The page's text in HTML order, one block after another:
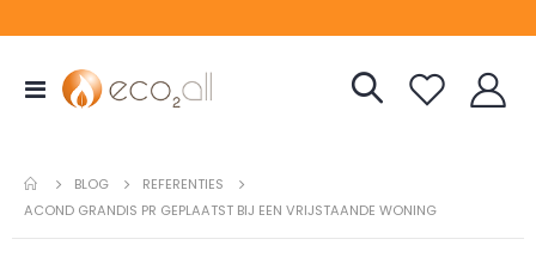
Toggle
Nav
BLOG
REFERENTIES
ACOND GRANDIS PR GEPLAATST BIJ EEN VRIJSTAANDE WONING